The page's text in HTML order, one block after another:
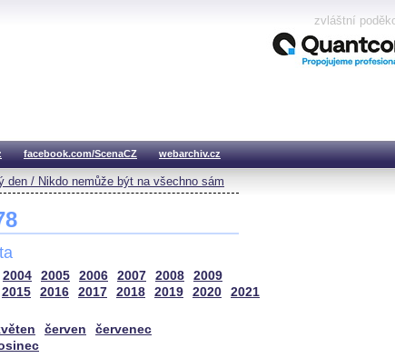
zvláštní
facebook.com/ScenaCZ webarchiv.cz
den / Nikdo nemůže být na všechno sám
2004 2005 2006 2007 2008
2009
2015 2016 2017 2018 2019 2020
2021
červen červenec